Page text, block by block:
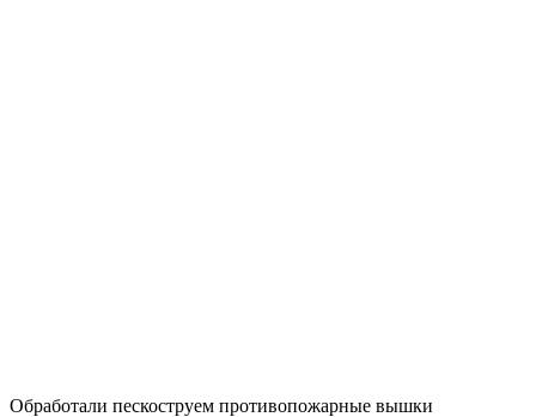
Обработали пескоструем противопожарные вышки